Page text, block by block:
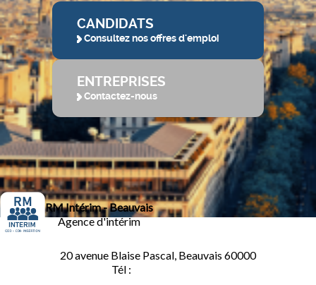
CANDIDATS
Consultez nos offres d'emploi
ENTREPRISES
Contactez-nous
RM Intérim - Beauvais
Agence d'intérim
20 avenue Blaise Pascal, Beauvais 60000
Tél :